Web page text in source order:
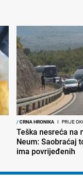
/CRNA HRONIKA I PRIJE
Teška nesreća na
Neum: Saobraćaj
ima povrijeđenih